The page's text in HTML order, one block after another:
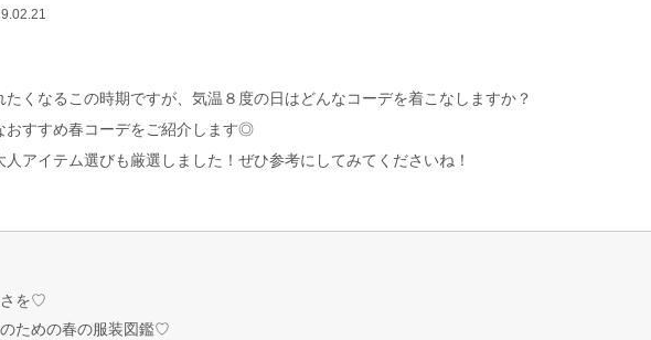
くなるこの時期ですが、気温８度の日はどんなコーデを着こなしますか？
おすすめ春コーデをご紹介します◎
アイテム選びも厳選しました！ぜひ参考にしてみてくださいね！
さを♡
のための春の服装図鑑♡